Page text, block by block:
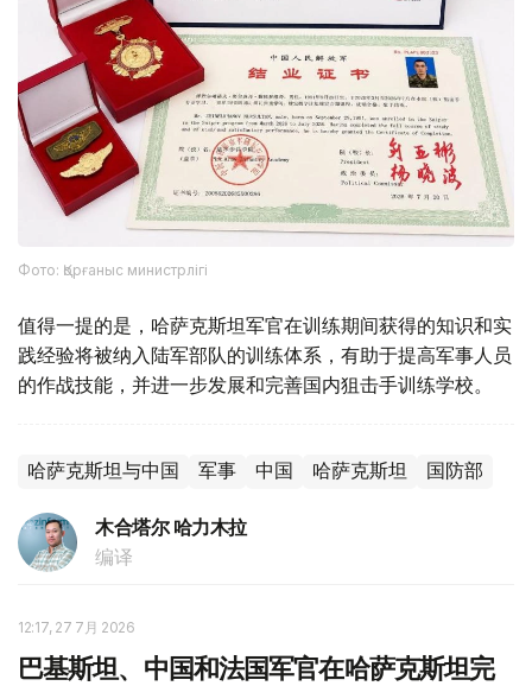
Фото: Қорғаныс министрлігі
值得一提的是，哈萨克斯坦军官在训练期间获得的知识和实
践经验将被纳入陆军部队的训练体系，有助于提高军事人员
的作战技能，并进一步发展和完善国内狙击手训练学校。
哈萨克斯坦与中国 军事 中国 哈萨克斯坦 国防部
木合塔尔 哈力木拉
编译
12:17, 27 7月 2026
巴基斯坦、中国和法国军官在哈萨克斯坦完